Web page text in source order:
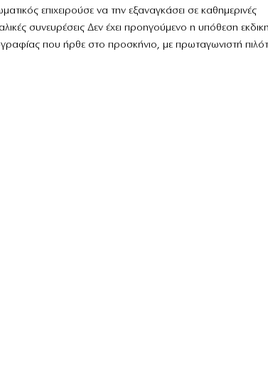
επιχειρούσε να την εξαναγκάσει σε καθημερινές
συνευρέσεις Δεν έχει προηγούμενο η υπόθεση
που ήρθε στο προσκήνιο, με πρωταγωνιστή